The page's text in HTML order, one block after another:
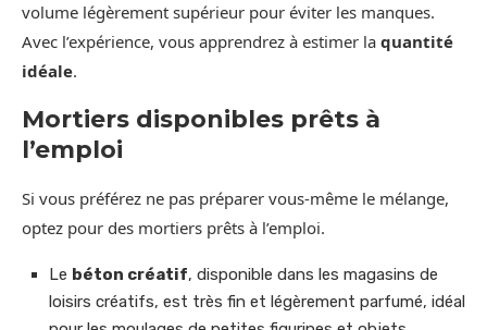
volume légèrement supérieur pour éviter les manques.
Avec l’expérience, vous apprendrez à estimer la quantité
idéale.
Mortiers disponibles prêts à
l’emploi
Si vous préférez ne pas préparer vous-même le mélange,
optez pour des mortiers prêts à l’emploi.
Le béton créatif, disponible dans les magasins de
loisirs créatifs, est très fin et légèrement parfumé, idéal